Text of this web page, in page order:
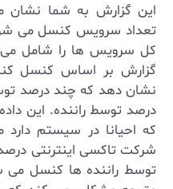
این گزارش به شما نشان
تعداد سرویس کنسل می
کل سرویس ها را شامل
گزارش بر اساس کنسل
نشان دهد که چند درصد
درصد توسط راننده. این
که احیانا در سیستم
شرکت تاکسی اینترنتی
توسط راننده ها کنسل می